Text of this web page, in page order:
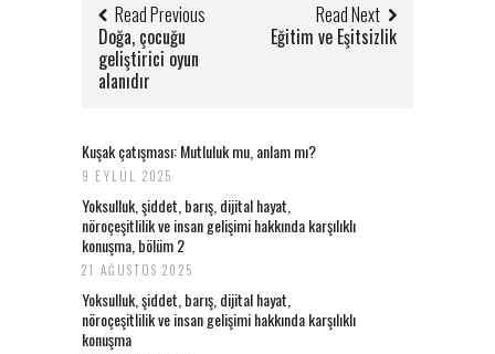
Read Previous
Doğa, çocuğu
geliştirici oyun
alanıdır
Read Next
Eğitim ve Eşitsizlik
Kuşak çatışması: Mutluluk mu, anlam mı?
9 EYLÜL 2025
Yoksulluk, şiddet, barış, dijital hayat,
nöroçeşitlilik ve insan gelişimi hakkında karşılıklı
konuşma, bölüm 2
21 AĞUSTOS 2025
Yoksulluk, şiddet, barış, dijital hayat,
nöroçeşitlilik ve insan gelişimi hakkında karşılıklı
konuşma